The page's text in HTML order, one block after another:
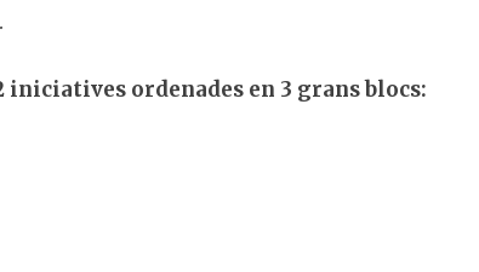
iniciatives ordenades en 3 grans blocs: